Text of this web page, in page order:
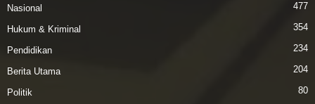
Nasional 477
Hukum & Kriminal 354
Pendidikan 234
Berita Utama 204
Politik 80